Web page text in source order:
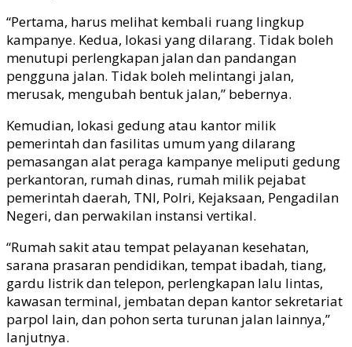
“Pertama, harus melihat kembali ruang lingkup
kampanye. Kedua, lokasi yang dilarang. Tidak boleh
menutupi perlengkapan jalan dan pandangan
pengguna jalan. Tidak boleh melintangi jalan,
merusak, mengubah bentuk jalan,” bebernya.
Kemudian, lokasi gedung atau kantor milik
pemerintah dan fasilitas umum yang dilarang
pemasangan alat peraga kampanye meliputi gedung
perkantoran, rumah dinas, rumah milik pejabat
pemerintah daerah, TNI, Polri, Kejaksaan, Pengadilan
Negeri, dan perwakilan instansi vertikal.
“Rumah sakit atau tempat pelayanan kesehatan,
sarana prasaran pendidikan, tempat ibadah, tiang,
gardu listrik dan telepon, perlengkapan lalu lintas,
kawasan terminal, jembatan depan kantor sekretariat
parpol lain, dan pohon serta turunan jalan lainnya,”
lanjutnya.